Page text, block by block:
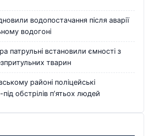
водопостачання після аварії
водогоні
патрульні встановили ємності з
тварин
районі поліцейські
обстрілів п’ятьох людей